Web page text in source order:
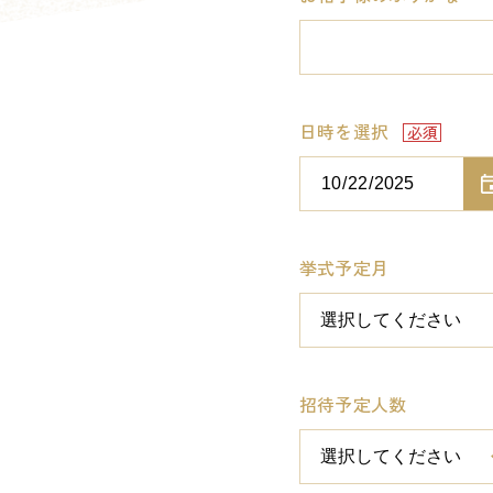
日時を選択
挙式予定月
招待予定人数